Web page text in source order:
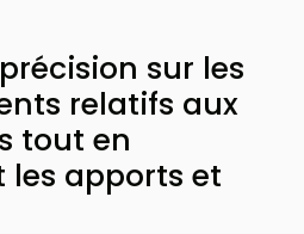
sur les
relatifs aux
tout en
apports et